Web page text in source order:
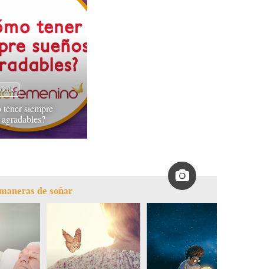
tener siempre
de soñar